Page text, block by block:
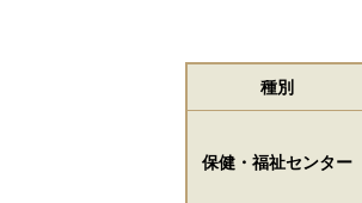
種別
保健・福祉センター